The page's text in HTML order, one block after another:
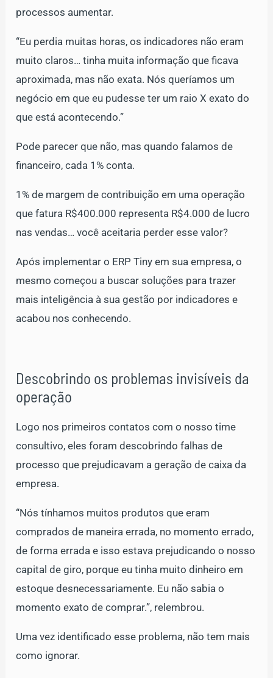
processos aumentar.
“Eu perdia muitas horas, os indicadores não eram
muito claros… tinha muita informação que ficava
aproximada, mas não exata. Nós queríamos um
negócio em que eu pudesse ter um raio X exato do
que está acontecendo.”
Pode parecer que não, mas quando falamos de
financeiro, cada 1% conta.
1% de margem de contribuição em uma operação
que fatura R$400.000 representa R$4.000 de lucro
nas vendas… você aceitaria perder esse valor?
Após implementar o ERP Tiny em sua empresa, o
mesmo começou a buscar soluções para trazer
mais inteligência à sua gestão por indicadores e
acabou nos conhecendo.
Descobrindo os problemas invisíveis da
operação
Logo nos primeiros contatos com o nosso time
consultivo, eles foram descobrindo falhas de
processo que prejudicavam a geração de caixa da
empresa.
“Nós tínhamos muitos produtos que eram
comprados de maneira errada, no momento errado,
de forma errada e isso estava prejudicando o nosso
capital de giro, porque eu tinha muito dinheiro em
estoque desnecessariamente. Eu não sabia o
momento exato de comprar.”, relembrou.
Uma vez identificado esse problema, não tem mais
como ignorar.